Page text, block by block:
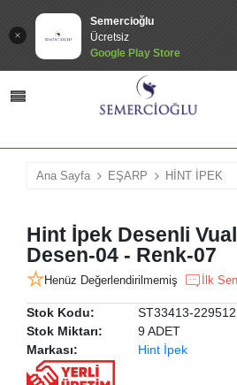
Semercioğlu
Ücretsiz
Google Play Store
Ana Sayfa EŞARP HİNT İPEK
Hint İpek Desenli
Desen-04 - Renk-07
Henüz Değerlendirilmemiş İlk
Stok Kodu:
ST33413-229512
Stok Miktarı:
9 ADET
Markası:
Hint İpek